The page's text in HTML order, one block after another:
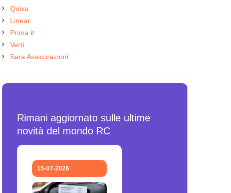
Quixa
Linear
Prima.it
Verti
Sara Assicurazioni
Rimani aggiornato sulle ultime
novità del mondo RC
15-07-2026